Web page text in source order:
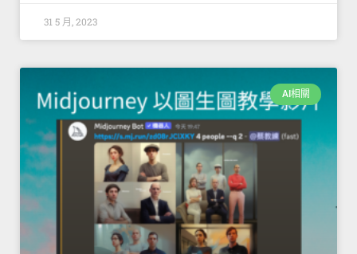
31 5 月, 2023
AI相關